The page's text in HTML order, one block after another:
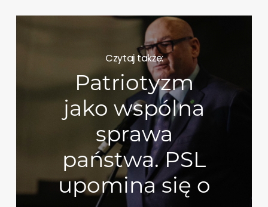
Czytaj także:
Patriotyzm
jako wspólna
sprawa
państwa. PSL
upomina się o